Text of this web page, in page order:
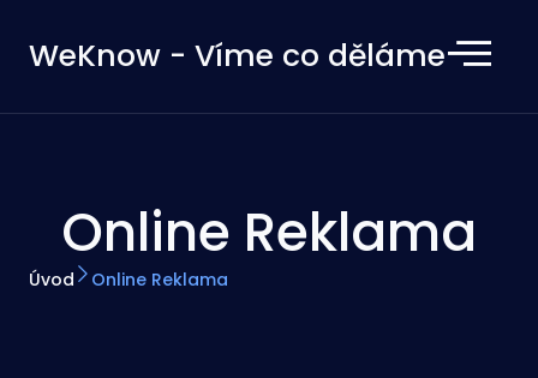
WeKnow - Víme co děláme
Online Reklama
Úvod Online Reklama